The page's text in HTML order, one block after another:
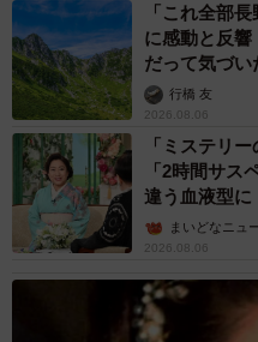
「これ全部
に感動と反
だって気づい
行橋 友
2026.08.06
「ミステリ
「2時間サ
違う血液型に
屋】まいどなニュ
2026.08.06